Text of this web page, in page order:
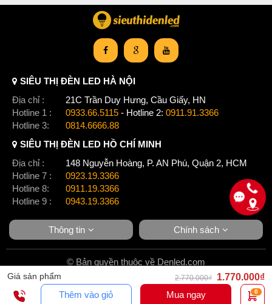
Giá sản phẩm 2.770.000₫
1.770.000₫
Thêm vào giỏ
Mua ngay 0
SIÊU THỊ ĐÈN LED HÀ NỘI
Địa chỉ :
21C Trần Duy Hưng, Cầu Giấy, HN
Hotline 1 :
0933.66.5115 - Hotline 2: 0911.91.3366
Hotline 3:
0814.6666.88
SIÊU THỊ ĐÈN LED HỒ CHÍ MINH
Địa chỉ :
148 Nguyễn Hoàng, P. AN Phú, Quận 2, HCM
Hotline 7 :
0923.19.3366
Hotline 8:
0911.19.3366
Hotline 9 :
0943.19.3366
Thông tin Chính sách
© Bản quyền thuộc về Denled.com